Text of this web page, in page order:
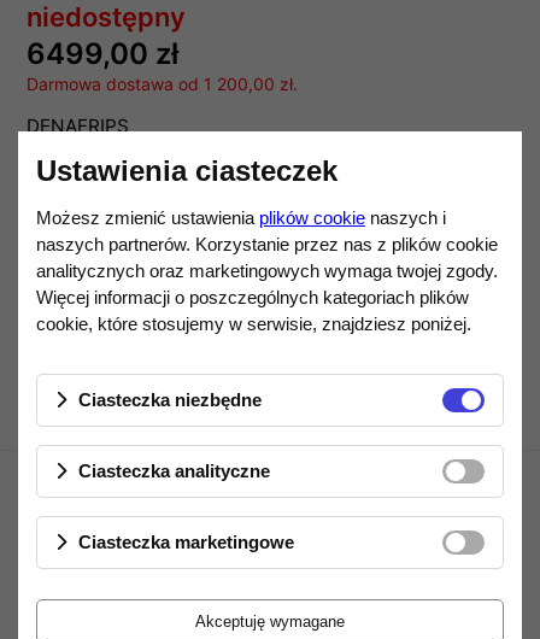
niedostępny
6499,00 zł
Darmowa dostawa od 1 200,00 zł.
DENAFRIPS
Ilość DO KOSZYKA
Opis produktu
Ustawienia ciasteczek
Możesz zmienić ustawienia plików cookie naszych i
naszych partnerów. Korzystanie przez nas z plików cookie
analitycznych oraz marketingowych wymaga twojej zgody.
Więcej informacji o poszczególnych kategoriach plików
cookie, które stosujemy w serwisie, znajdziesz poniżej.
Ciasteczka niezbędne
Ciasteczka analityczne
Ciasteczka marketingowe
Akceptuję wymagane